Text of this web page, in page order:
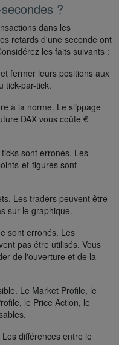
?
dans les
retards d'une seconde ont
les faits suivants :
fermer leurs positions aux
tick-par-tick.
à la norme. Le slippage
DAX vous coûte €
sont erronés. Les
et-figures sont
Les traders peuvent être
sur le graphique.
sont erronés. Les
pas être utilisés. Vous
de l'ouverture et de la
Le Market Profile, le
le Price Action, le
différences entre le